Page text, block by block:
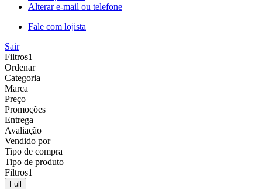
Alterar e-mail ou telefone
Fale com lojista
Sair
Filtros1
Ordenar
Categoria
Marca
Preço
Promoções
Entrega
Avaliação
Vendido por
Tipo de compra
Tipo de produto
Filtros1
Full